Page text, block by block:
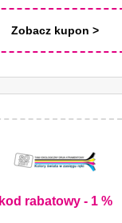
Zobacz kupon >
kod rabatowy - 1 %